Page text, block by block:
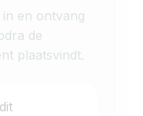
en ontvang
de
plaatsvindt.